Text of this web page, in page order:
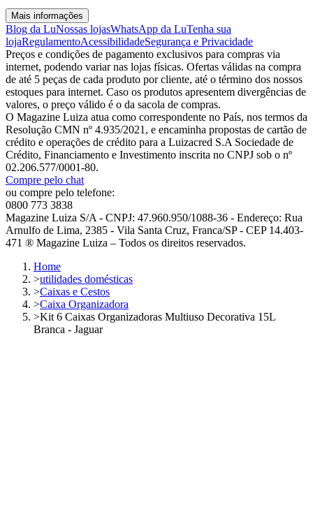
Mais informações
Blog da LuNossas lojasWhatsApp da LuTenha sua
lojaRegulamentoAcessibilidadeSegurança e Privacidade
Preços e condições de pagamento exclusivos para compras via
internet, podendo variar nas lojas físicas. Ofertas válidas na compra
de até 5 peças de cada produto por cliente, até o término dos nossos
estoques para internet. Caso os produtos apresentem divergências de
valores, o preço válido é o da sacola de compras.
O Magazine Luiza atua como correspondente no País, nos termos da
Resolução CMN nº 4.935/2021, e encaminha propostas de cartão de
crédito e operações de crédito para a Luizacred S.A Sociedade de
Crédito, Financiamento e Investimento inscrita no CNPJ sob o nº
02.206.577/0001-80.
Compre pelo chat
ou compre pelo telefone:
0800 773 3838
Magazine Luiza S/A - CNPJ: 47.960.950/1088-36 - Endereço: Rua
Arnulfo de Lima, 2385 - Vila Santa Cruz, Franca/SP - CEP 14.403-
471 ® Magazine Luiza – Todos os direitos reservados.
Home
>utilidades domésticas
>Caixas e Cestos
>Caixa Organizadora
>Kit 6 Caixas Organizadoras Multiuso Decorativa 15L
Branca - Jaguar